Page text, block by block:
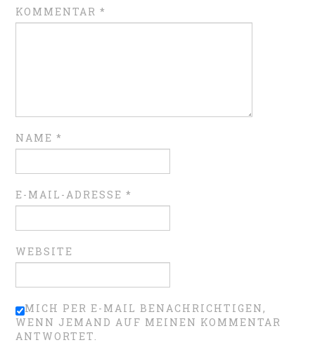
KOMMENTAR*
NAME*
E-MAIL-ADRESSE*
WEBSITE
MICH PER E-MAIL BENACHRICHTIGEN,
WENN JEMAND AUF MEINEN KOMMENTAR
ANTWORTET.